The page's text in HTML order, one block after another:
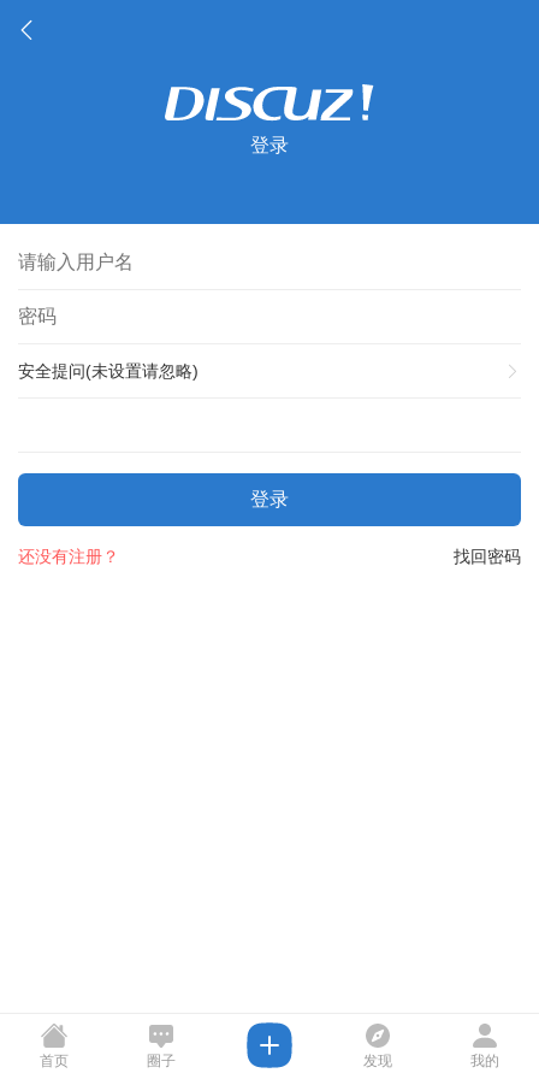
登录
安全提问(未设置请忽略)
登录
找回密码
还没有注册？
首页 圈子 发现 我的